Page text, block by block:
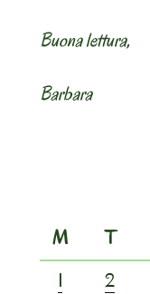
Buona lettura,
Barbara
M
T
1
2